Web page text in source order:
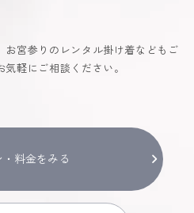
宮参りのレンタル掛け着などもご
軽にご相談ください。
料金をみる